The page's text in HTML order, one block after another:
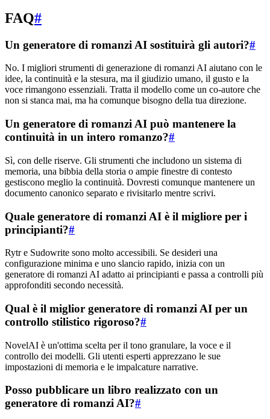
FAQ#
Un generatore di romanzi AI sostituirà gli autori?#
No. I migliori strumenti di generazione di romanzi AI aiutano con le
idee, la continuità e la stesura, ma il giudizio umano, il gusto e la
voce rimangono essenziali. Tratta il modello come un co-autore che
non si stanca mai, ma ha comunque bisogno della tua direzione.
Un generatore di romanzi AI può mantenere la
continuità in un intero romanzo?#
Sì, con delle riserve. Gli strumenti che includono un sistema di
memoria, una bibbia della storia o ampie finestre di contesto
gestiscono meglio la continuità. Dovresti comunque mantenere un
documento canonico separato e rivisitarlo mentre scrivi.
Quale generatore di romanzi AI è il migliore per i
principianti?#
Rytr e Sudowrite sono molto accessibili. Se desideri una
configurazione minima e uno slancio rapido, inizia con un
generatore di romanzi AI adatto ai principianti e passa a controlli più
approfonditi secondo necessità.
Qual è il miglior generatore di romanzi AI per un
controllo stilistico rigoroso?#
NovelAI è un'ottima scelta per il tono granulare, la voce e il
controllo dei modelli. Gli utenti esperti apprezzano le sue
impostazioni di memoria e le impalcature narrative.
Posso pubblicare un libro realizzato con un
generatore di romanzi AI?#